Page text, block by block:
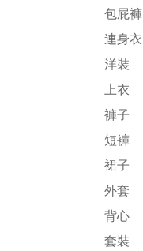
包屁褲
連身衣
洋裝
上衣
褲子
短褲
裙子
外套
背心
套裝